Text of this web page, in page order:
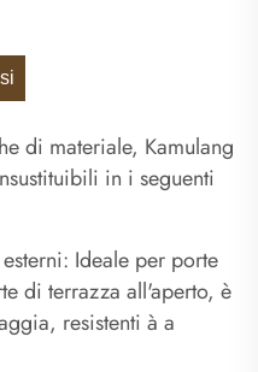
di materiale, Kamulang
in i seguenti
Ideale per porte
di terrazza all'aperto, è
resistenti à a